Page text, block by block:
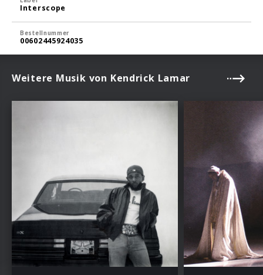
Interscope
Bestellnummer
00602445924035
Weitere Musik von Kendrick Lamar